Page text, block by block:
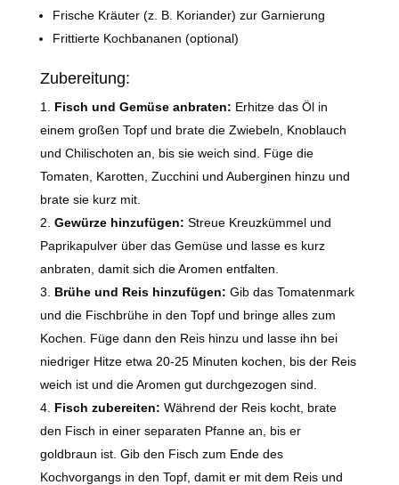
Frische Kräuter (z. B. Koriander) zur Garnierung
Frittierte Kochbananen (optional)
Zubereitung:
Fisch und Gemüse anbraten: Erhitze das Öl in
einem großen Topf und brate die Zwiebeln, Knoblauch
und Chilischoten an, bis sie weich sind. Füge die
Tomaten, Karotten, Zucchini und Auberginen hinzu und
brate sie kurz mit.
Gewürze hinzufügen: Streue Kreuzkümmel und
Paprikapulver über das Gemüse und lasse es kurz
anbraten, damit sich die Aromen entfalten.
Brühe und Reis hinzufügen: Gib das Tomatenmark
und die Fischbrühe in den Topf und bringe alles zum
Kochen. Füge dann den Reis hinzu und lasse ihn bei
niedriger Hitze etwa 20-25 Minuten kochen, bis der Reis
weich ist und die Aromen gut durchgezogen sind.
Fisch zubereiten: Während der Reis kocht, brate
den Fisch in einer separaten Pfanne an, bis er
goldbraun ist. Gib den Fisch zum Ende des
Kochvorgangs in den Topf, damit er mit dem Reis und